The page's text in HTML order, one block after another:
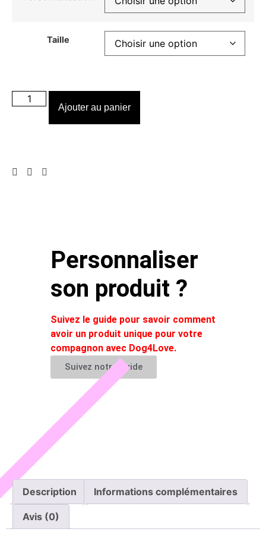
Taille
Ajouter au panier
Personnaliser
son produit ?
Suivez le guide pour savoir comment
avoir un produit unique pour votre
compagnon avec Dog4Love.
Suivez notre guide
Description Informations complémentaires
Avis (0)